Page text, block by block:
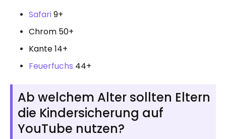
Safari9+
Chrom 50+
Kante 14+
Feuerfuchs 44+
Ab welchem ​​Alter sollten Eltern
die Kindersicherung auf
YouTube nutzen?